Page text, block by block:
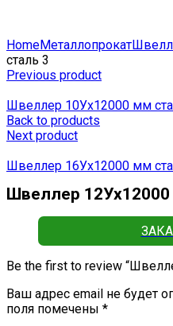
HomeМеталлопрокат
сталь 3
Previous product
Швеллер 10Ух12000 мм
Back to products
Next product
Швеллер 16Ух12000 мм
Швеллер 12Ух12000
Be the first to review
Ваш адрес email не будет
поля помечены *